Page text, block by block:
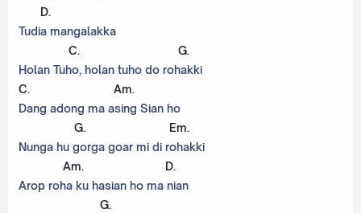
D.
Tudia mangalakka
C. G.
Holan Tuho, holan tuho do rohakki
C. Am.
Dang adong ma asing Sian ho
G. Em.
Nunga hu gorga goar mi di rohakki
Am. D.
Arop roha ku hasian ho ma nian
G.